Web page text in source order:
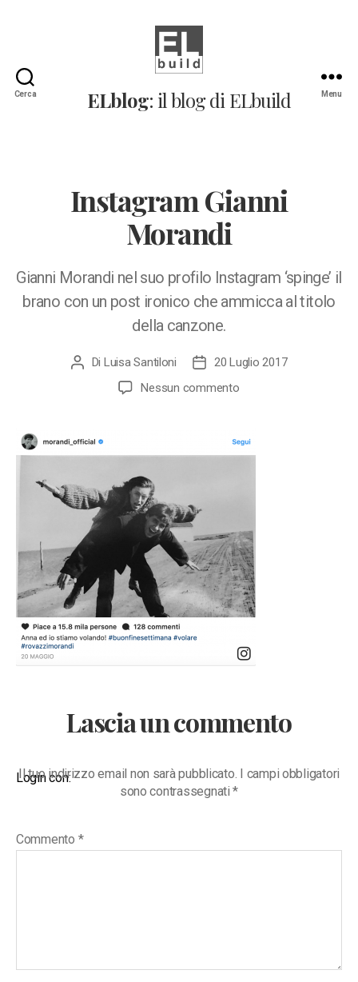
Cerca
Il
blog
ELblog: il blog di ELbuild Menu
Instagram Gianni
Morandi
Gianni Morandi nel suo profilo Instagram ‘spinge’ il
brano con un post ironico che ammicca al titolo
della canzone.
Autore
Di Luisa Santiloni
Data
dell'articolo
20 Luglio 2017
Nessun commentosu
Morandi
Lascia un commento
Login con:
Il tuo indirizzo email non sarà pubblicato. I campi obbligatori
sono contrassegnati*
Commento *